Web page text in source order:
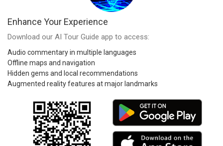
Enhance Your Experience
Download our AI Tour Guide app to access:
Audio commentary in multiple languages
Offline maps and navigation
Hidden gems and local recommendations
Augmented reality features at major landmarks